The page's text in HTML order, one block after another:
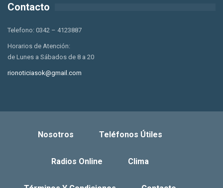
Contacto
Telefono: 0342 – 4123887
Horarios de Atención:
de Lunes a Sábados de 8 a 20
rionoticiasok@gmail.com
Nosotros Teléfonos Útiles
Radios Online Clima